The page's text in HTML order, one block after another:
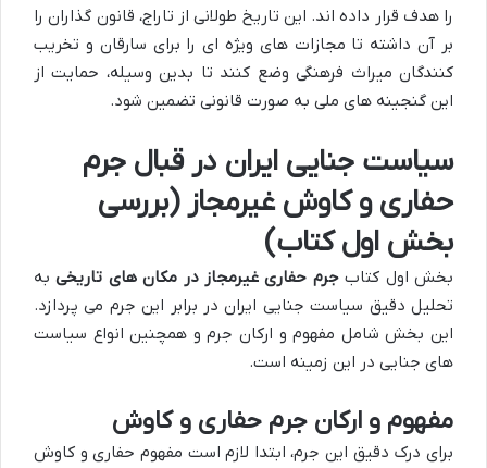
را هدف قرار داده اند. این تاریخ طولانی از تاراج، قانون گذاران را
بر آن داشته تا مجازات های ویژه ای را برای سارقان و تخریب
کنندگان میراث فرهنگی وضع کنند تا بدین وسیله، حمایت از
این گنجینه های ملی به صورت قانونی تضمین شود.
سیاست جنایی ایران در قبال جرم
حفاری و کاوش غیرمجاز (بررسی
بخش اول کتاب)
بخش اول کتابجرم حفاری غیرمجاز در مکان های تاریخیبه
تحلیل دقیق سیاست جنایی ایران در برابر این جرم می پردازد.
این بخش شامل مفهوم و ارکان جرم و همچنین انواع سیاست
های جنایی در این زمینه است.
مفهوم و ارکان جرم حفاری و کاوش
برای درک دقیق این جرم، ابتدا لازم است مفهوم حفاری و کاوش